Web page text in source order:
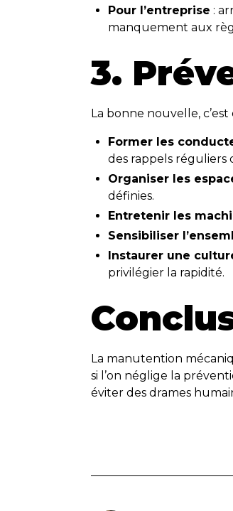
Pour l’entreprise :
manquement aux
3.
La bonne nouvelle,
Former les
des rappels réguliers
Organiser les
définies.
Entretenir les
Sensibiliser
Instaurer une
privilégier la rapidité.
La manutention
si l’on néglige la
éviter des drames